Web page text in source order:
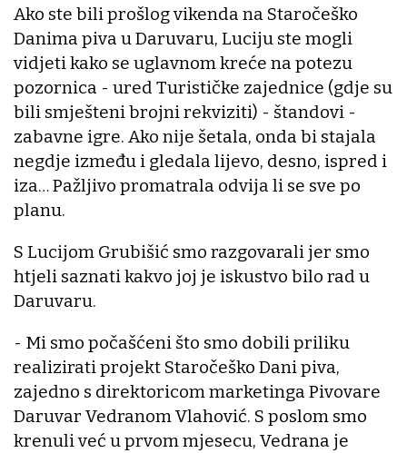
Ako ste bili prošlog vikenda na Staročeško
Danima piva u Daruvaru, Luciju ste mogli
vidjeti kako se uglavnom kreće na potezu
pozornica - ured Turističke zajednice (gdje su
bili smješteni brojni rekviziti) - štandovi -
zabavne igre. Ako nije šetala, onda bi stajala
negdje između i gledala lijevo, desno, ispred i
iza… Pažljivo promatrala odvija li se sve po
planu.
S Lucijom Grubišić smo razgovarali jer smo
htjeli saznati kakvo joj je iskustvo bilo rad u
Daruvaru.
- Mi smo počašćeni što smo dobili priliku
realizirati projekt Staročeško Dani piva,
zajedno s direktoricom marketinga Pivovare
Daruvar Vedranom Vlahović. S poslom smo
krenuli već u prvom mjesecu, Vedrana je